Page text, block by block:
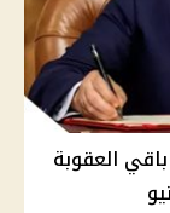
العقوبة